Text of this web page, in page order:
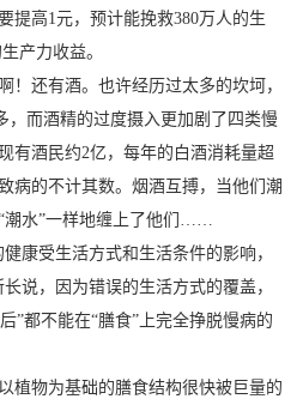
提高1元，预计能挽救380万人的生
产力收益。
！还有酒。也许经历过太多的坎坷，
，而酒精的过度摄入更加剧了四类慢
有酒民约2亿，每年的白酒消耗量超
病的不计其数。烟酒互搏，当他们潮
潮水”一样地缠上了他们……
康受生活方式和生活条件的影响，
说，因为错误的生活方式的覆盖，
”都不能在“膳食”上完全挣脱慢病的
植物为基础的膳食结构很快被巨量的